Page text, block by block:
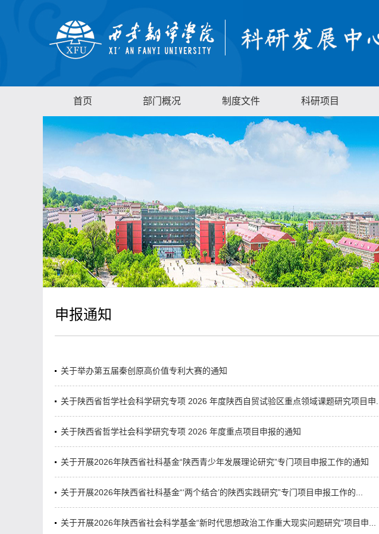
首页 部门概况 制度文件 科研项目
申报通知
关于举办第五届秦创原高价值专利大赛的通知
关于陕西省哲学社会科学研究专项 2026 年度陕西自贸试验区重点领域课题研究项目申...
关于陕西省哲学社会科学研究专项 2026 年度重点项目申报的通知
关于开展2026年陕西省社科基金“陕西青少年发展理论研究”专门项目申报工作的通知
关于开展2026年陕西省社科基金“‘两个结合’的陕西实践研究”专门项目申报工作的...
关于开展2026年陕西省社会科学基金“新时代思想政治工作重大现实问题研究”项目申...